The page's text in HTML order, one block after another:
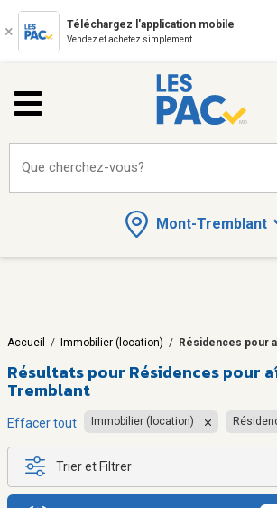
Téléchargez l'application mobile
Vendez et achetez simplement
Mont-Tremblant
Que cherchez-vous?
Accueil / Immobilier (location) / Résidences pour
Résultats pour Résidences pour
Tremblant
Effacer tout Immobilier (location)
Trier et Filtrer